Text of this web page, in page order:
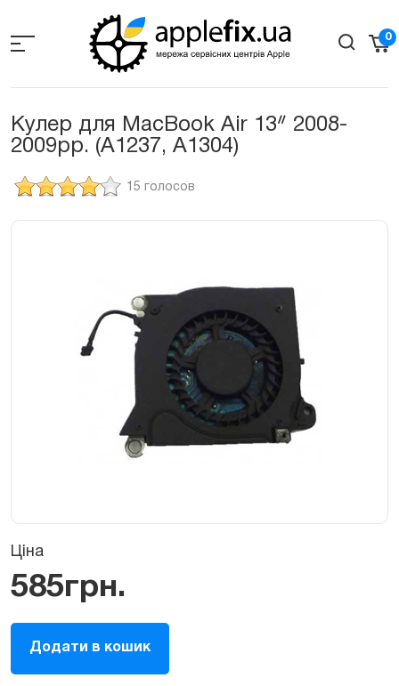
the
0
Кулер для MacBook Air 13ᐥ 2008-
2009рр. (A1237, A1304)
15 голосов
Ціна
585грн.
вентилятор
Додати в кошик